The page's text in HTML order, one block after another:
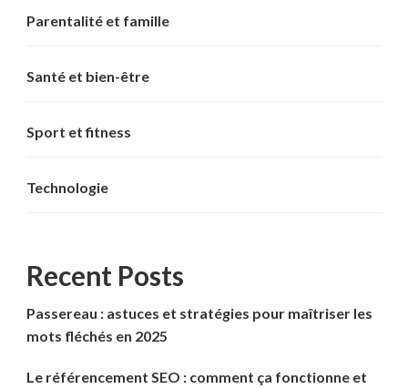
Parentalité et famille
Santé et bien-être
Sport et fitness
Technologie
Recent Posts
Passereau : astuces et stratégies pour maîtriser les
mots fléchés en 2025
Le référencement SEO : comment ça fonctionne et